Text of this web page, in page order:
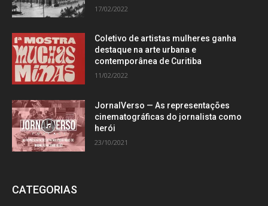
17/02/2022
Coletivo de artistas mulheres ganha
destaque na arte urbana e
contemporânea de Curitiba
11/02/2022
JornalVerso — As representações
cinematográficas do jornalista como
herói
23/10/2021
CATEGORIAS